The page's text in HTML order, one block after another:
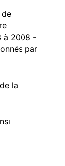
de
à 2008 -
par
la